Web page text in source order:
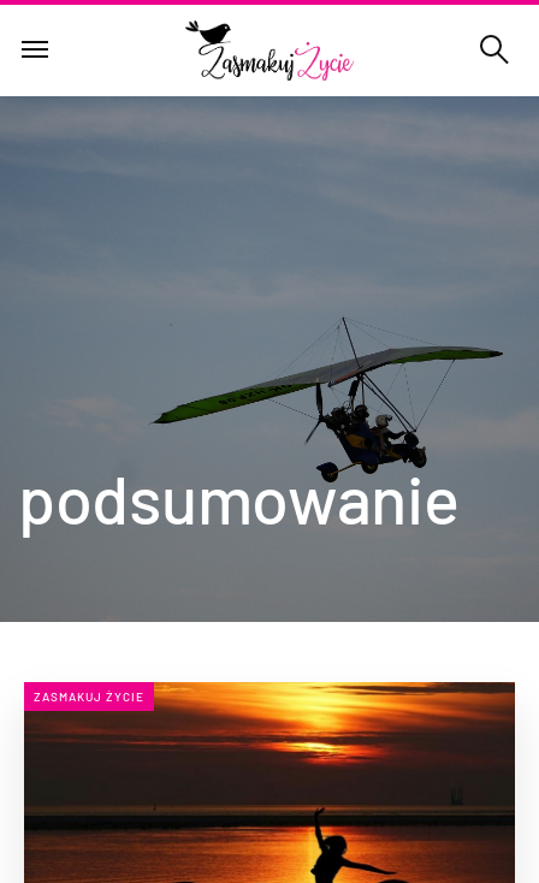
podsumowanie
ZASMAKUJ ŻYCIE